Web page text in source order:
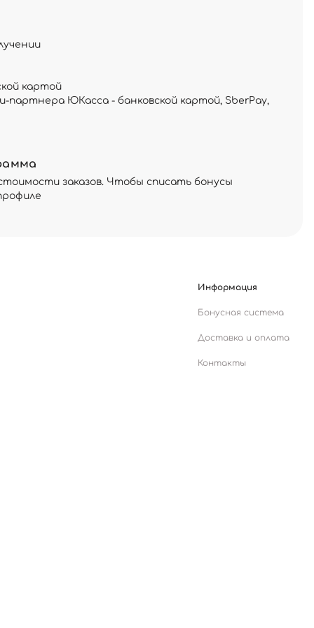
картой
партнера ЮКасса - банковской картой, SberPay,
заказов. Чтобы списать бонусы
Информация
Бонусная система
Доставка и оплата
Контакты